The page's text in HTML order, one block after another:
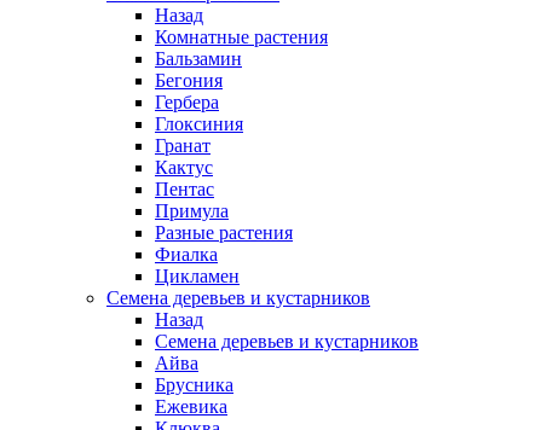
Назад
Комнатные растения
Бальзамин
Бегония
Гербера
Глоксиния
Гранат
Кактус
Пентас
Примула
Разные растения
Фиалка
Цикламен
Семена деревьев и кустарников
Назад
Семена деревьев и кустарников
Айва
Брусника
Ежевика